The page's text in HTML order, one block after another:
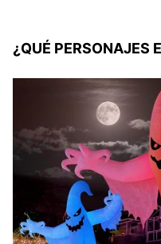
¿QUÉ PERSONAJES